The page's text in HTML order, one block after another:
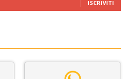
ISCRIVITI